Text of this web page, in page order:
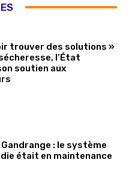
trouver des solutions »
l’État
soutien aux
: le système
était en maintenance